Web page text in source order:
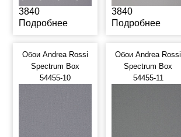
3840
Подробнее
3840
Подробнее
Обои Andrea Rossi
Spectrum Box
54455-10
Обои Andrea Rossi
Spectrum Box
54455-11